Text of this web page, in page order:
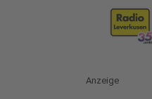
Anzeige